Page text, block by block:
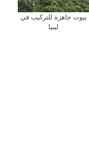
بيوت جاهزة للتركيب في
ليبيا